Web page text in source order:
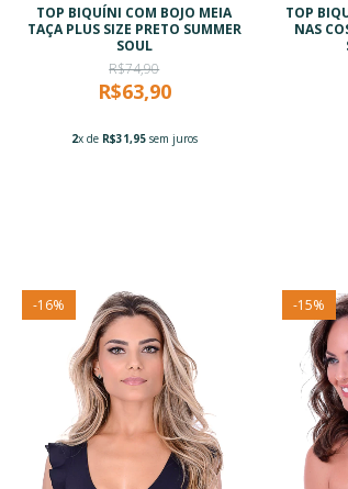
TOP BIQUÍNI COM BOJO MEIA
TAÇA PLUS SIZE PRETO SUMMER
SOUL
R$74,90
R$63,90
2x de R$31,95sem juros
TOP
NAS
-16% -15%